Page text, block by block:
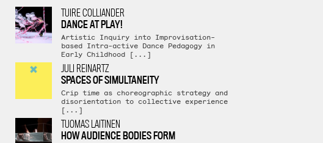
TUIRE COLLIANDER
DANCE AT PLAY!
Artistic Inquiry into Improvisation-
based Intra-active Dance Pedagogy in
Early Childhood [...]
JULI REINARTZ
SPACES OF SIMULTANEITY
Crip time as choreographic strategy and
disorientation to collective experience
[...]
TUOMAS LAITINEN
HOW AUDIENCE BODIES FORM